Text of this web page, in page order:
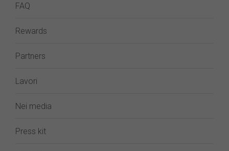
FAQ
Rewards
Partners
Lavori
Nei media
Press kit